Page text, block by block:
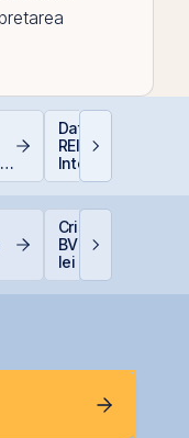
Data Center REIT
REIT-ul în era
Inteligenței
Cris-Tim urcă
BVB și adaugă
lei la capitalizare
singură zi